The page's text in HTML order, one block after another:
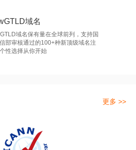
域名
域名保有量在全球前列，支持国
部审核通过的100+种新顶级域名注
性选择从你开始
更多 >>